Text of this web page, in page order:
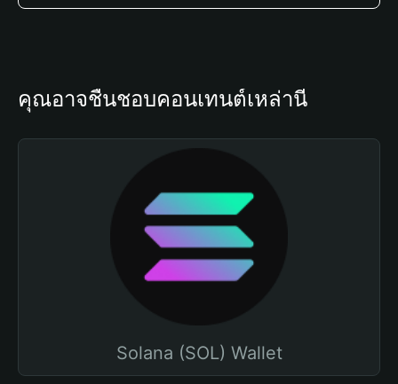
คุณอาจชื่นชอบคอนเทนต์เหล่านี้
Solana (SOL) Wallet